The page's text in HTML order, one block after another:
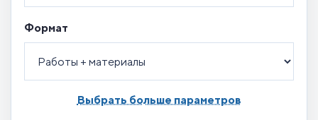
Формат
Выбрать больше параметров